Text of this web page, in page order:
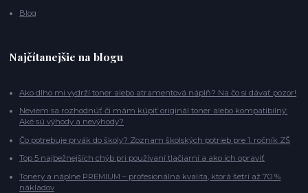
Blog
Najčítanejšie na blogu
Ako dlho mi vydrží toner alebo atramentová náplň? Na čo si dávať pozor!
Neviem sa rozhodnúť či mám kúpiť originál toner alebo kompatibilný:
Aké sú výhody a nevýhody?
Čo potrebuje prvák do školy? Zoznam školských potrieb pre 1. ročník ZŠ
Top 5 najbežnejších chýb pri používaní tlačiarní a ako ich opraviť
Tonery a náplne PREMIUM – profesionálna kvalita, ktorá šetrí až 70 %
nákladov